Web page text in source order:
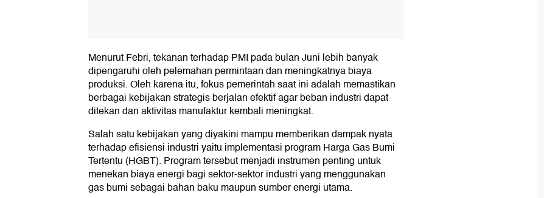
Menurut Febri, tekanan terhadap PMI pada bulan Juni lebih banyak
dipengaruhi oleh pelemahan permintaan dan meningkatnya biaya
produksi. Oleh karena itu, fokus pemerintah saat ini adalah memastikan
berbagai kebijakan strategis berjalan efektif agar beban industri dapat
ditekan dan aktivitas manufaktur kembali meningkat.
Salah satu kebijakan yang diyakini mampu memberikan dampak nyata
terhadap efisiensi industri yaitu implementasi program Harga Gas Bumi
Tertentu (HGBT). Program tersebut menjadi instrumen penting untuk
menekan biaya energi bagi sektor-sektor industri yang menggunakan
gas bumi sebagai bahan baku maupun sumber energi utama.